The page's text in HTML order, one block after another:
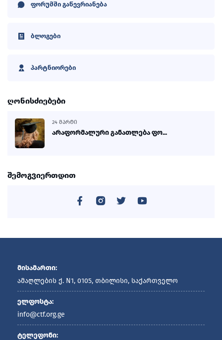
ფორუმში გაწევრიანება
ბლოგები
პარტნიორები
ღონისძიებები
24 ᲛᲐᲠᲢᲘ
არაფორმალური განათლება ფო...
შემოგვიერთდით
მისამართი:
ამაღლების ქ. N1, 0105, თბილისი, საქართველო
ელფოსტა:
info@ctf.org.ge
ტელეფონი: